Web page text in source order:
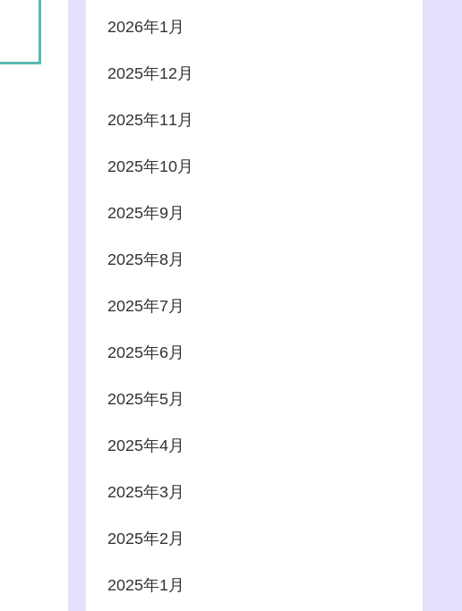
2026年1月
2025年12月
2025年11月
2025年10月
2025年9月
2025年8月
2025年7月
2025年6月
2025年5月
2025年4月
2025年3月
2025年2月
2025年1月